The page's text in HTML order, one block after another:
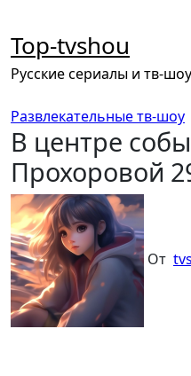
содержанию
Top-tvshou
Русские сериалы и тв-
Развлекательные тв-шоу
В центре
Прохоровой
От